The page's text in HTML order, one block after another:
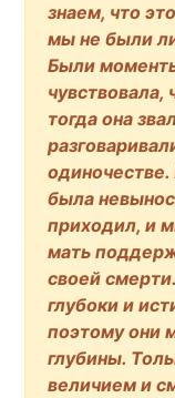
знаем, что
мы не были
Были
тогда она
была
приходил, и
мать
своей
глубоки и
поэтому они
глубины.
величием и